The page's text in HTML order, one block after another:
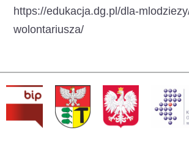
https://edukacja.dg.pl/dla-
wolontariusza/